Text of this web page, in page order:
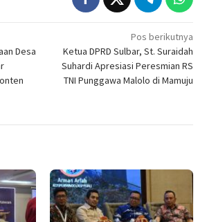
Desa
Pos berikutnya
Ketua DPRD Sulbar, St. Suraidah
Suhardi Apresiasi Peresmian RS
TNI Punggawa Malolo di Mamuju